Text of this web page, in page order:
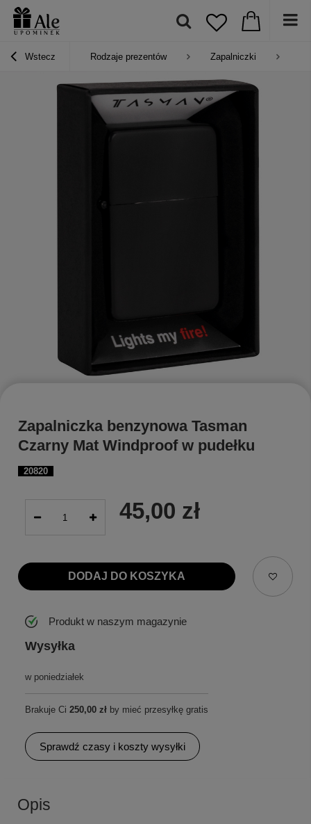
Wstecz Rodzaje prezentów Zapalniczki
20820
Zapalniczka benzynowa Tasman
Czarny Mat Windproof w pudełku
45,00 zł
DODAJ DO KOSZYKA
Produkt w naszym magazynie
Wysyłka
w poniedziałek
Brakuje Ci 250,00 zł by mieć przesyłkę gratis
Sprawdź czasy i koszty wysyłki
Opis